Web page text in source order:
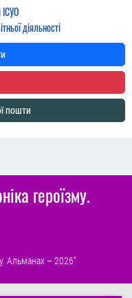
діяльності
пошти
героїзму.
Альманах – 2026"